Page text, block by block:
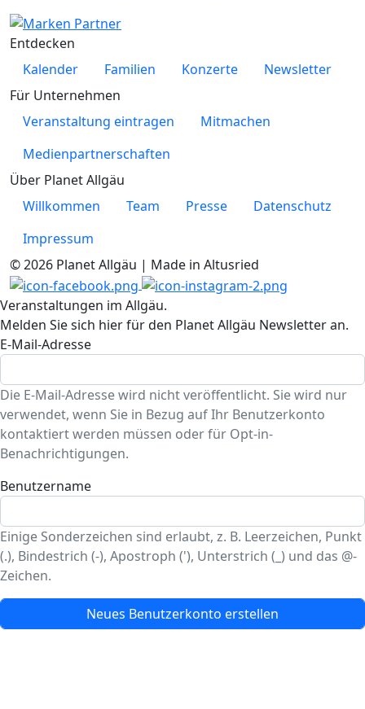
Entdecken
Kalender
Familien Konzerte
Newsletter
Für Unternehmen
Veranstaltung eintragen
Mitmachen
Medienpartnerschaften
Über Planet Allgäu
Willkommen
Team Presse
Datenschutz
Impressum
© 2026 Planet Allgäu | Made in Altusried
Veranstaltungen im Allgäu.
Melden Sie sich hier für den Planet Allgäu Newsletter an.
E-Mail-Adresse
Die E-Mail-Adresse wird nicht veröffentlicht. Sie wird nur
verwendet, wenn Sie in Bezug auf Ihr Benutzerkonto
kontaktiert werden müssen oder für Opt-in-
Benachrichtigungen.
Benutzername
Einige Sonderzeichen sind erlaubt, z. B. Leerzeichen, Punkt
(.), Bindestrich (-), Apostroph ('), Unterstrich (_) und das @-
Zeichen.